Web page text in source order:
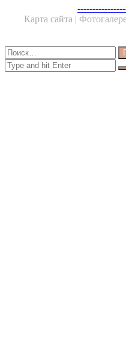
Карта сайта |
Close
Найти:
Close